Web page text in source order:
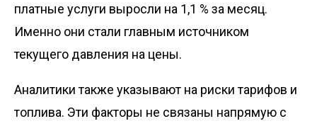
платные услуги выросли на 1,1 % за месяц.
Именно они стали главным источником
текущего давления на цены.
Аналитики также указывают на риски тарифов и
топлива. Эти факторы не связаны напрямую с